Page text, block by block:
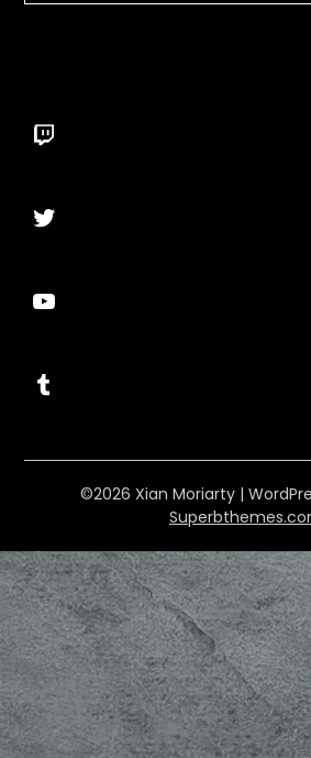
Twitch
Twitter
YouTube
Tumblr
©2026 Xian Moriarty |